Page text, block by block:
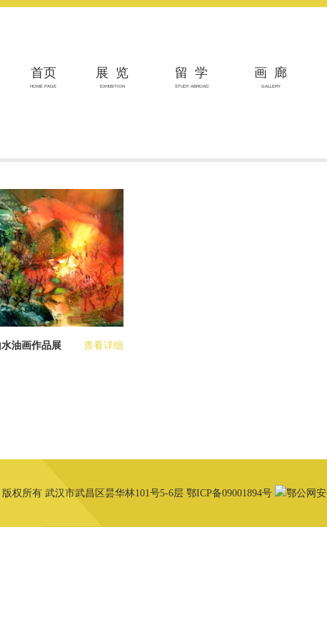
首页
HOME PAGE
展览
EXHIBITION
留学
STUDY ABROAD
画廊
GALLERY
油画作品展 查看详细
权所有 武汉市武昌区昙华林101号5-6层 鄂ICP备09001894号 鄂公网安